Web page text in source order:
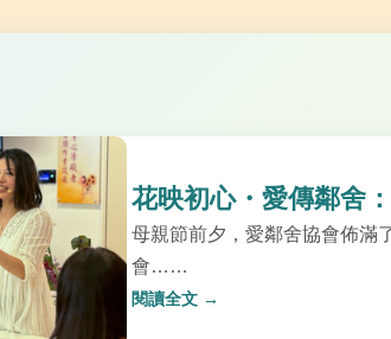
花映初心・愛傳鄰舍
母親節前夕，愛鄰舍協會佈滿
會……
閱讀全文 →